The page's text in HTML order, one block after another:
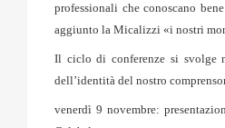
professionali che conoscano
aggiunto la Micalizzi «i nostri
Il ciclo di conferenze si svolge
dell’identità del nostro
venerdì 9 novembre: